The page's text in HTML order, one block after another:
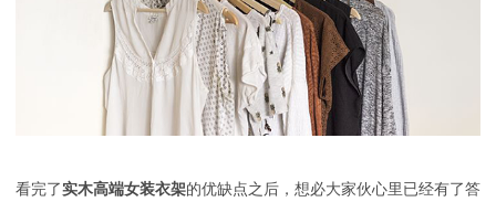
看完了实木高端女装衣架的优缺点之后，想必大家伙心里已经有了答